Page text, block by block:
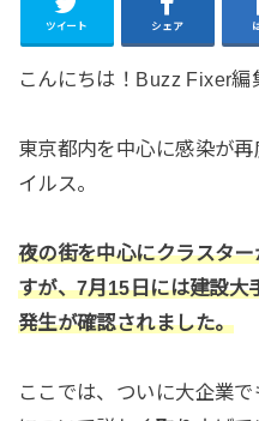
ツイート シェア
こんにちは！Buzz Fixer編
東京都内を中心に感染が
イルス。
夜の街を中心にクラスタ
すが、7月15日には建設大
発生が確認されました。
ここでは、ついに大企業